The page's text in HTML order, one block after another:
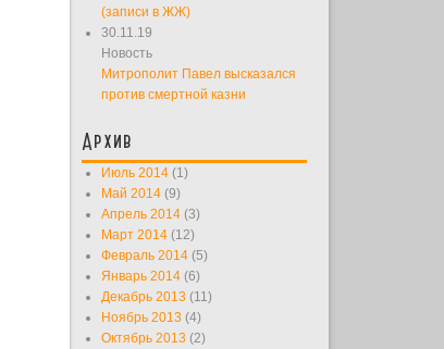
(записи в ЖЖ)
30.11.19
Новость
Митрополит Павел высказался
против смертной казни
Архив
Июль 2014 (1)
Май 2014 (9)
Апрель 2014 (3)
Март 2014 (12)
Февраль 2014 (5)
Январь 2014 (6)
Декабрь 2013 (11)
Ноябрь 2013 (4)
Октябрь 2013 (2)